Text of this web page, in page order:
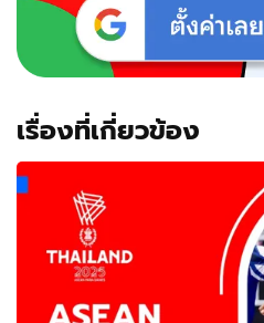
เรื่องที่เกี่ยวข้อง